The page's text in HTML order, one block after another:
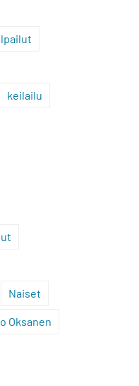
keilailu
Naiset
Oksanen